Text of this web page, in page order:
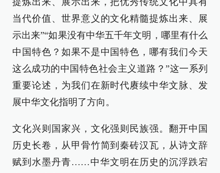
当代价值、世界意义的文化精髓提炼出来、展
示出来”“如果没有中华五千年文明，哪里有什么
中国特色？如果不是中国特色，哪有我们今天
这么成功的中国特色社会主义道路？”这一系列
重要论述，为我们在新时代赓续中华文脉、发
展中华文化指明了方向。
文化兴则国家兴，文化强则民族强。翻开中国
历史长卷，从甲骨竹简到秦砖汉瓦，从诗文辞
赋到水墨丹青……中华文明在历史的沉浮跌宕